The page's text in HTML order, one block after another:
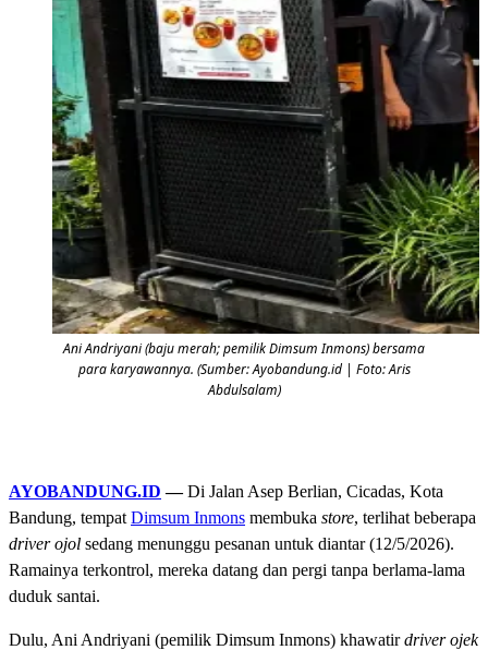
Ani Andriyani (baju merah; pemilik Dimsum Inmons) bersama
para karyawannya. (Sumber: Ayobandung.id | Foto: Aris
Abdulsalam)
AYOBANDUNG.ID —Di Jalan Asep Berlian, Cicadas, Kota
Bandung, tempat Dimsum Inmons membuka store, terlihat beberapa
driver ojol sedang menunggu pesanan untuk diantar (12/5/2026).
Ramainya terkontrol, mereka datang dan pergi tanpa berlama-lama
duduk santai.
Dulu, Ani Andriyani (pemilik Dimsum Inmons) khawatirdriver ojek